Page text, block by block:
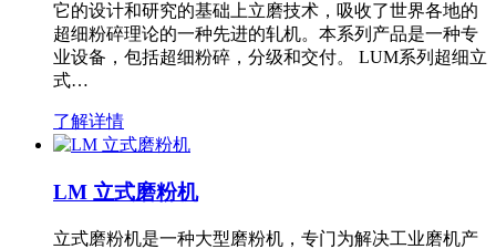
它的设计和研究的基础上立磨技术，吸收了世界各地的
超细粉碎理论的一种先进的轧机。本系列产品是一种专
业设备，包括超细粉碎，分级和交付。 LUM系列超细立
式…
了解详情
LM 立式磨粉机
立式磨粉机是一种大型磨粉机，专门为解决工业磨机产